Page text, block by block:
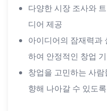
다양한 시장 조사와
디어 제공
아이디어의 잠재력과
하여 안정적인 창업
창업을 고민하는 사
향해 나아갈 수 있도